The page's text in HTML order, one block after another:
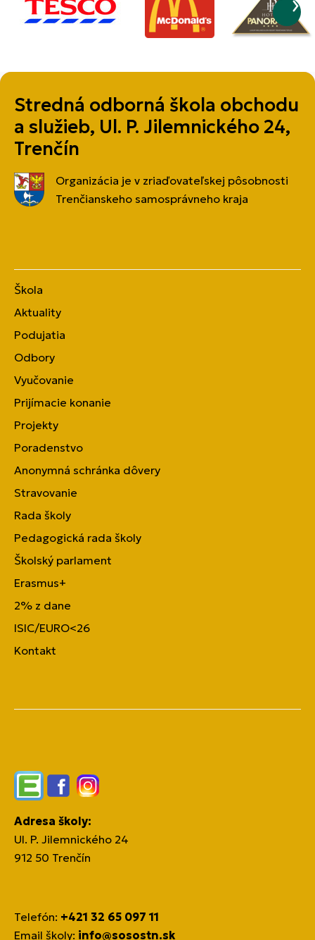
Stredná odborná škola obchodu
a služieb, Ul. P. Jilemnického 24,
Trenčín
Organizácia je v zriaďovateľskej pôsobnosti
Trenčianskeho samosprávneho kraja
Škola
Aktuality
Podujatia
Odbory
Vyučovanie
Prijímacie konanie
Projekty
Poradenstvo
Anonymná schránka dôvery
Stravovanie
Rada školy
Pedagogická rada školy
Školský parlament
Erasmus+
2% z dane
ISIC/EURO<26
Kontakt
EdupageFacebookInstagram
Adresa školy:
Ul. P. Jilemnického 24
912 50 Trenčín
Telefón: +421 32 65 097 11
Email školy: info@sosostn.sk